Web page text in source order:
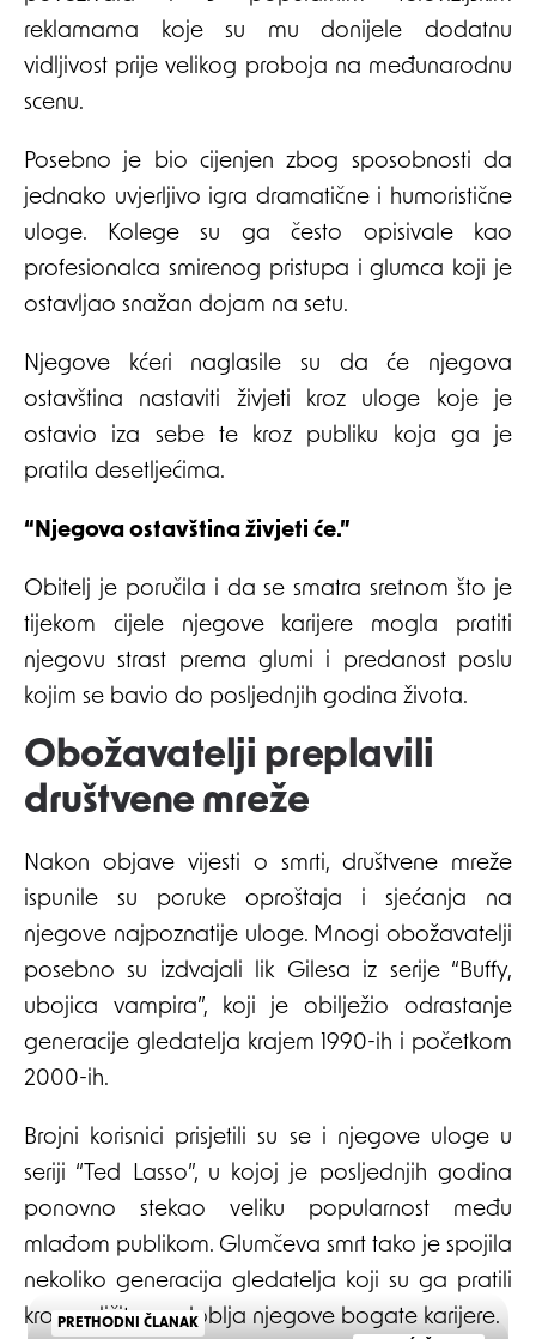
reklamama koje su mu donijele dodatnu
vidljivost prije velikog proboja na međunarodnu
scenu.
Posebno je bio cijenjen zbog sposobnosti da
jednako uvjerljivo igra dramatične i humoristične
uloge. Kolege su ga često opisivale kao
profesionalca smirenog pristupa i glumca koji je
ostavljao snažan dojam na setu.
Njegove kćeri naglasile su da će njegova
ostavština nastaviti živjeti kroz uloge koje je
ostavio iza sebe te kroz publiku koja ga je
pratila desetljećima.
“Njegova ostavština živjeti će.”
Obitelj je poručila i da se smatra sretnom što je
tijekom cijele njegove karijere mogla pratiti
njegovu strast prema glumi i predanost poslu
kojim se bavio do posljednjih godina života.
Obožavatelji preplavili
društvene mreže
Nakon objave vijesti o smrti, društvene mreže
ispunile su poruke oproštaja i sjećanja na
njegove najpoznatije uloge. Mnogi obožavatelji
posebno su izdvajali lik Gilesa iz serije “Buffy,
ubojica vampira”, koji je obilježio odrastanje
generacije gledatelja krajem 1990-ih i početkom
2000-ih.
Brojni korisnici prisjetili su se i njegove uloge u
seriji “Ted Lasso”, u kojoj je posljednjih godina
ponovno stekao veliku popularnost među
mlađom publikom. Glumčeva smrt tako je spojila
nekoliko generacija gledatelja koji su ga pratili
kroz različita razdoblja njegove bogate karijere.
PRETHODNI ČLANAK